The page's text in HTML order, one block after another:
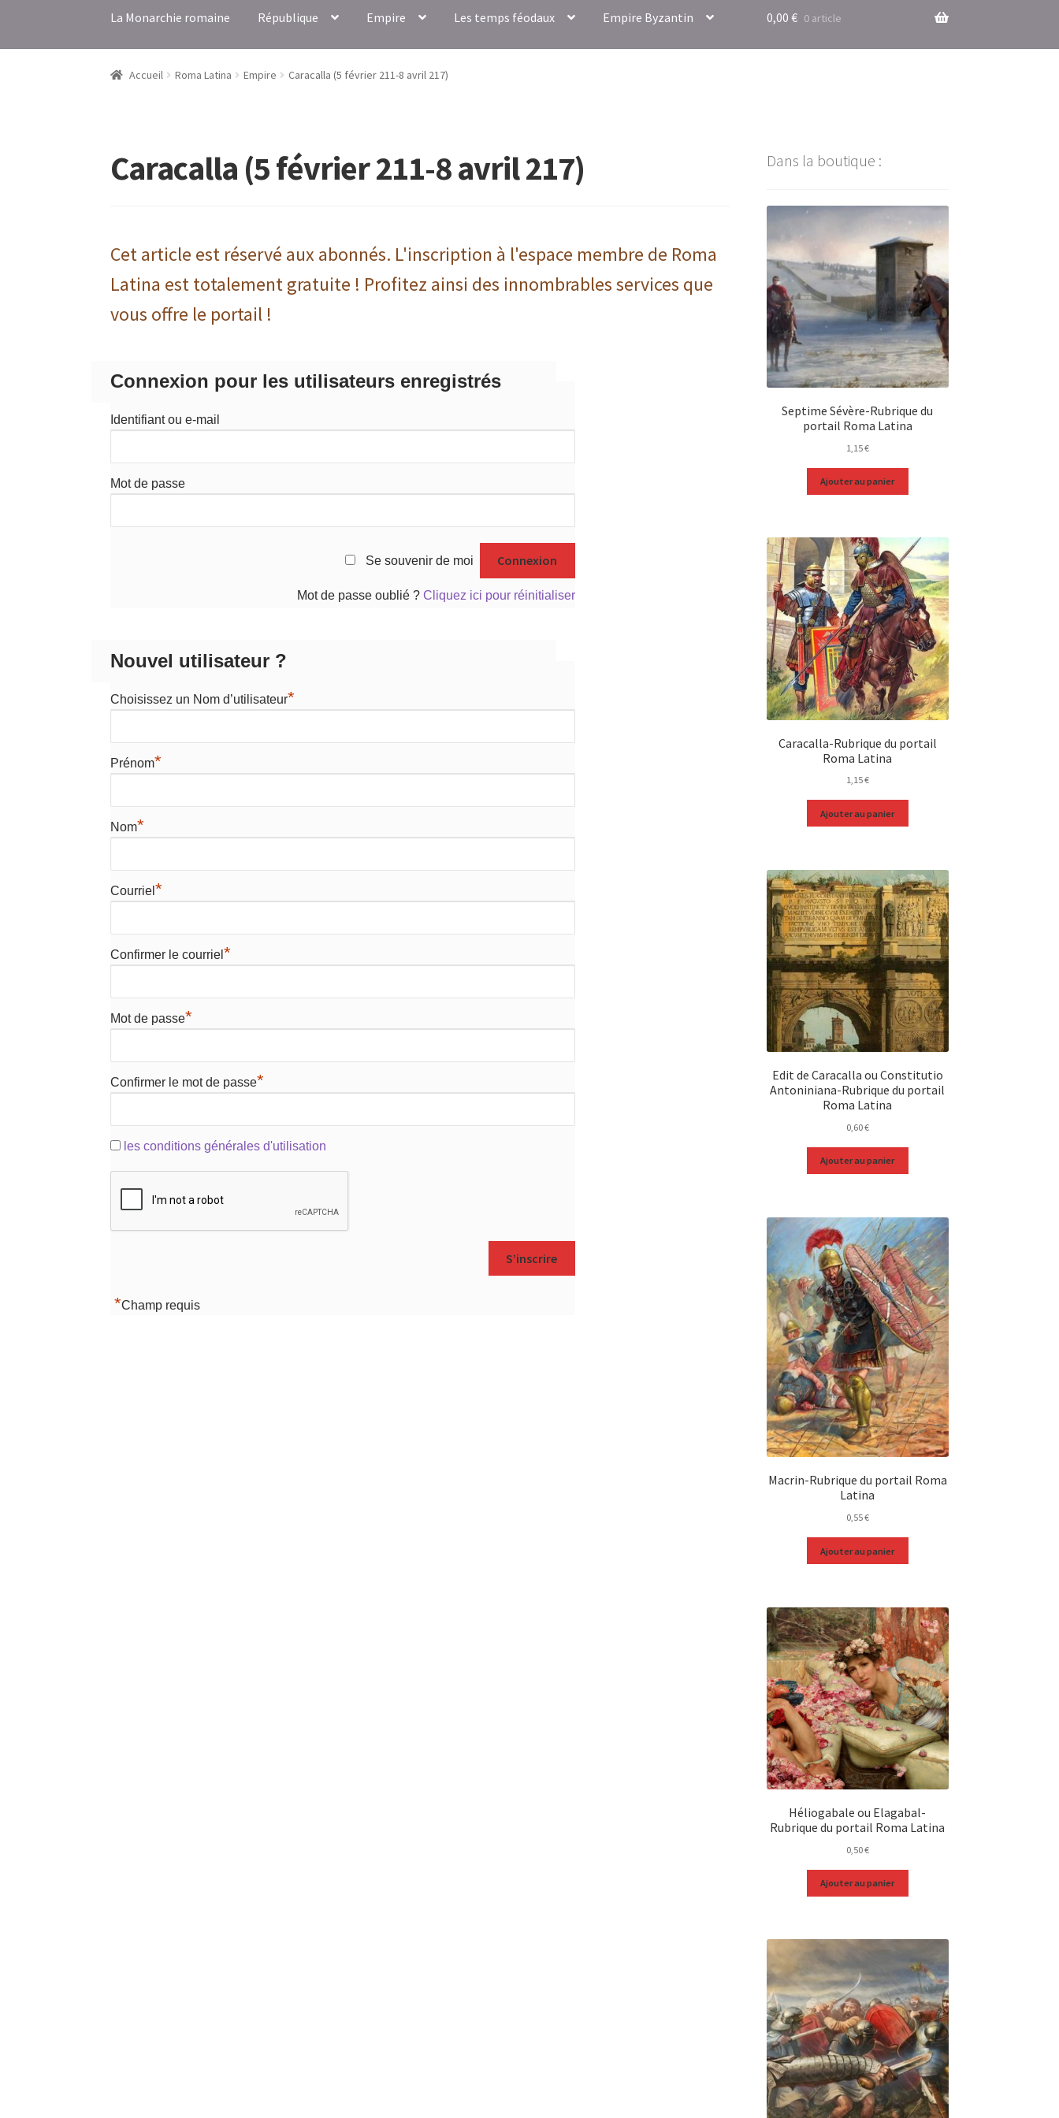
La Monarchie romaine République Empire Les temps féodaux Empire Byzantin 0,00 € 0 article
Accueil Roma Latina Empire Caracalla (5 février 211-8 avril 217)
Caracalla (5 février 211-8 avril 217)
Cet article est réservé aux abonnés. L'inscription à l'espace membre de Roma
Latina est totalement gratuite ! Profitez ainsi des innombrables services que
vous offre le portail !
Connexion pour les utilisateurs enregistrés
Identifiant ou e-mail
Mot de passe
Se souvenir de moi
Mot de passe oublié ? Cliquez ici pour réinitialiser
Nouvel utilisateur ?
Choisissez un Nom d’utilisateur*
Prénom*
Nom*
Courriel*
Confirmer le courriel*
Mot de passe*
Confirmer le mot de passe*
les conditions générales d'utilisation
*Champ requis
Dans la boutique :
Septime Sévère-Rubrique du
portail Roma Latina
1,15€
Ajouter au panier
Caracalla-Rubrique du portail
Roma Latina
1,15€
Ajouter au panier
Edit de Caracalla ou Constitutio
Antoniniana-Rubrique du portail
Roma Latina
0,60€
Ajouter au panier
Macrin-Rubrique du portail Roma
Latina
0,55€
Ajouter au panier
Héliogabale ou Elagabal-
Rubrique du portail Roma Latina
0,50€
Ajouter au panier